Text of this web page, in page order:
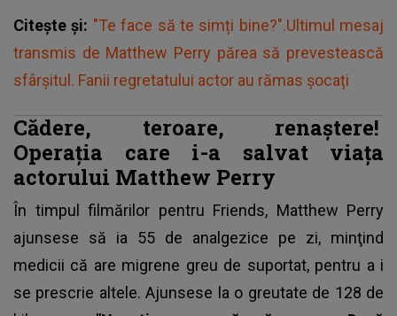
Citește și: "Te face să te simți bine?".Ultimul mesaj
transmis de Matthew Perry părea să prevestească
sfârșitul. Fanii regretatului actor au rămas șocați
Cădere, teroare, renaștere!
Operaţia care i-a salvat viaţa
actorului Matthew Perry
În timpul filmărilor pentru Friends, Matthew Perry
ajunsese să ia 55 de analgezice pe zi, minţind
medicii că are migrene greu de suportat, pentru a i
se prescrie altele. Ajunsese la o greutate de 128 de